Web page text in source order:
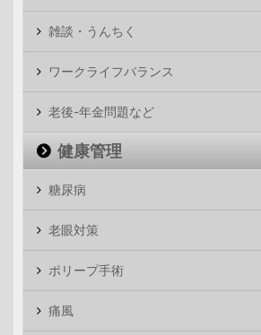
雑談・うんちく
ワークライフバランス
老後-年金問題など
健康管理
糖尿病
老眼対策
ポリープ手術
痛風